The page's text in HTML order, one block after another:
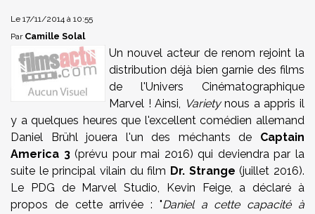
Le 17/11/2014 à 10:55
Par Camille Solal
Un nouvel acteur de renom rejoint la
distribution déjà bien garnie des films
de l'Univers Cinématographique
Marvel ! Ainsi, Varietynous a appris il
y a quelques heures que l'excellent comédien allemand
Daniel Brühl jouera l'un des méchants de Captain
America 3(prévu pour mai 2016) qui deviendra par la
suite le principal vilain du film Dr. Strange (juillet 2016).
Le PDG de Marvel Studio, Kevin Feige, a déclaré à
propos de cette arrivée : "Daniel a cette capacité à